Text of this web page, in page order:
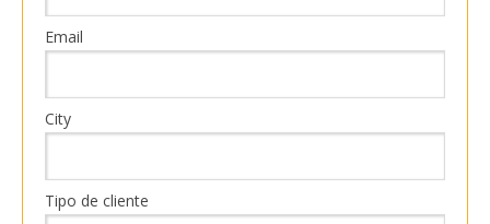
Email
City
Tipo de cliente